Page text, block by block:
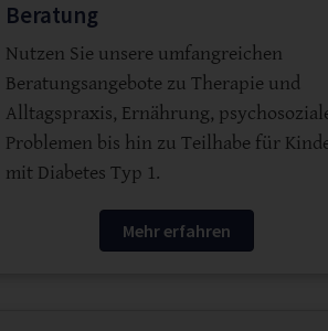
Beratung
Nutzen Sie unsere umfangreichen
Beratungsangebote zu Therapie und
Alltagspraxis, Ernährung,
Problemen bis hin zu Teilhabe für
mit Diabetes Typ 1.
Mehr erfahren